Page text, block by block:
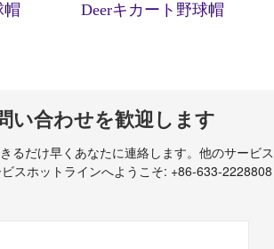
帽 Deerキカート野球帽
い合わせを歓迎します
るだけ早くあなたに連絡します。他のサービス
スホットラインへようこそ: +86-633-2228808